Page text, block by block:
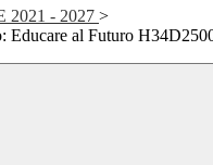
2021 - 2027 >
Educare al Futuro